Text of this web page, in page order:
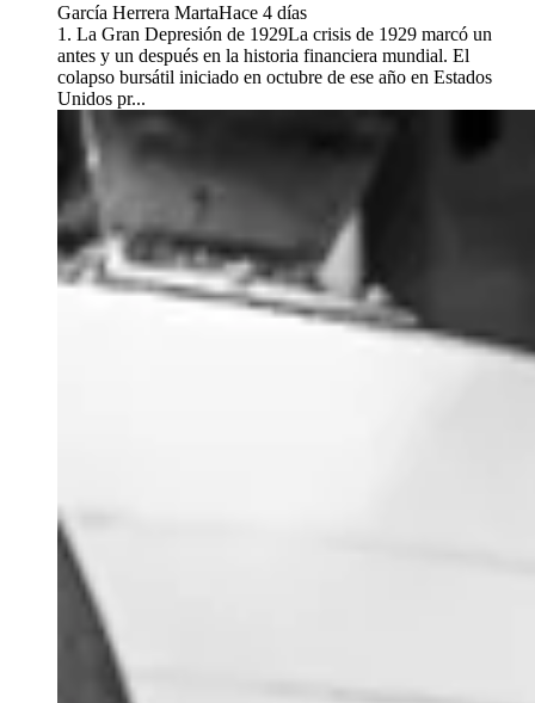
García Herrera MartaHace 4 días
1. La Gran Depresión de 1929La crisis de 1929 marcó un
antes y un después en la historia financiera mundial. El
colapso bursátil iniciado en octubre de ese año en Estados
Unidos pr...